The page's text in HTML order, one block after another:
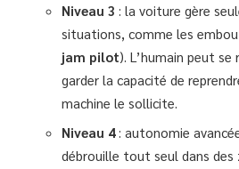
Niveau 3 : la voiture gère
situations, comme les
jam pilot). L’humain peut
garder la capacité de
machine le sollicite.
Niveau 4: autonomie
débrouille tout seul dans des